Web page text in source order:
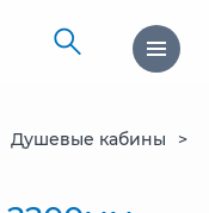
Душевые кабины